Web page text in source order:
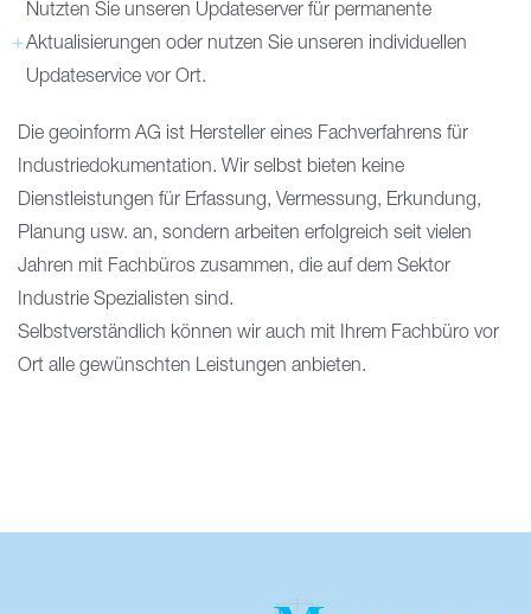
Nutzten Sie unseren Updateserver für permanente
Aktualisierungen oder nutzen Sie unseren individuellen
Updateservice vor Ort.
Die geoinform AG ist Hersteller eines Fachverfahrens für
Industriedokumentation. Wir selbst bieten keine
Dienstleistungen für Erfassung, Vermessung, Erkundung,
Planung usw. an, sondern arbeiten erfolgreich seit vielen
Jahren mit Fachbüros zusammen, die auf dem Sektor
Industrie Spezialisten sind.
Selbstverständlich können wir auch mit Ihrem Fachbüro vor
Ort alle gewünschten Leistungen anbieten.